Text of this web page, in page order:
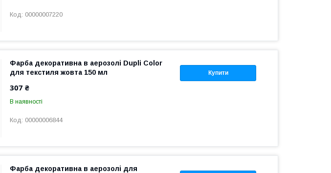
00000007220
Купити
Фарба декоративна в аерозолі Dupli Color
для текстиля жовта 150 мл
307 ₴
В наявності
00000006844
Фарба декоративна в аерозолі для